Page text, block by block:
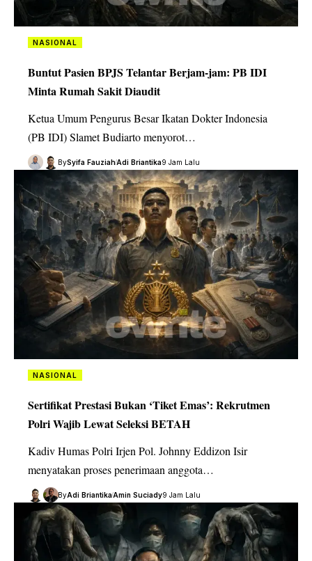
NASIONAL
Buntut Pasien BPJS Telantar Berjam-jam: PB IDI
Minta Rumah Sakit Diaudit
Ketua Umum Pengurus Besar Ikatan Dokter Indonesia
(PB IDI) Slamet Budiarto menyorot…
BySyifa FauziahAdi Briantika9 Jam Lalu
NASIONAL
Sertifikat Prestasi Bukan ‘Tiket Emas’: Rekrutmen
Polri Wajib Lewat Seleksi BETAH
Kadiv Humas Polri Irjen Pol. Johnny Eddizon Isir
menyatakan proses penerimaan anggota…
ByAdi BriantikaAmin Suciady9 Jam Lalu